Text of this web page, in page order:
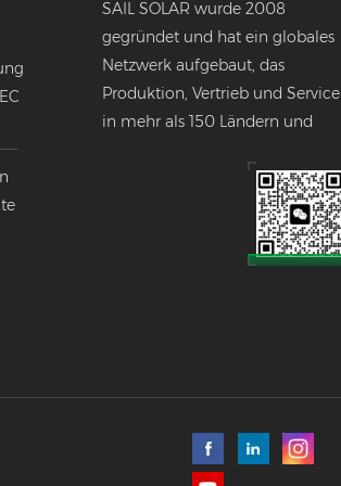
SAIL SOLAR wurde 2008
gegründet und hat ein globales
Netzwerk aufgebaut, das
Produktion, Vertrieb und Service
in mehr als 150 Ländern und